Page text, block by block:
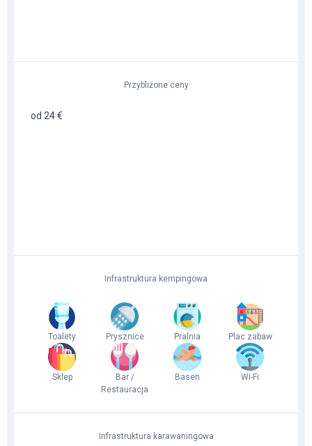
Przybliżone ceny
od 24 €
Infrastruktura kempingowa
Toalety Prysznice Pralnia Plac zabaw
Sklep
Bar /
Restauracja
Basen Wi-Fi
Infrastruktura karawaningowa